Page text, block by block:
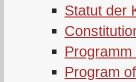
Statut der
Program